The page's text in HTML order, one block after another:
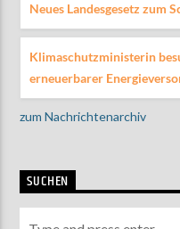
Neues Landesgesetz zum
Klimaschutzministerin
erneuerbarer
zum Nachrichtenarchiv
SUCHEN